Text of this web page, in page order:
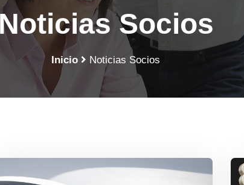
Noticias Socios
Inicio Noticias Socios